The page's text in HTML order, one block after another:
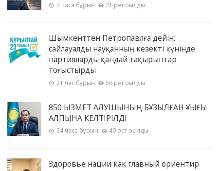
2 часа бұрын 21 рет оқылды
Шымкенттен Петропавлға дейін:
сайлауалды науқанның кезекті күнінде
партияларды қандай тақырыптар
тоғыстырды
21 час бұрын 56 рет оқылды
850 ҚЫЗМЕТ АЛУШЫНЫҢ БҰЗЫЛҒАН ҚҰҚЫҒЫ
ҚАЛПЫНА КЕЛТІРІЛДІ
24 часа бұрын 40 рет оқылды
Здоровье нации как главный ориентир